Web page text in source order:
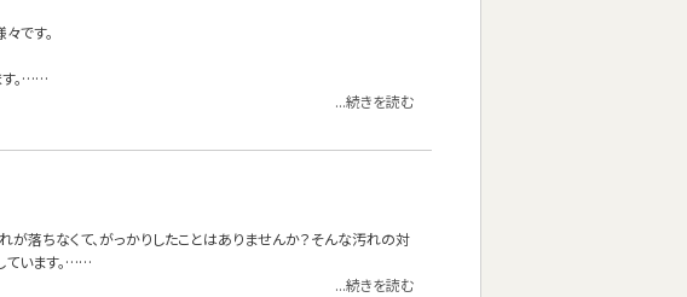
です。
す。……
...続きを読む
が落ちなくて、がっかりしたことはありませんか？そんな汚れの対
ています。……
...続きを読む